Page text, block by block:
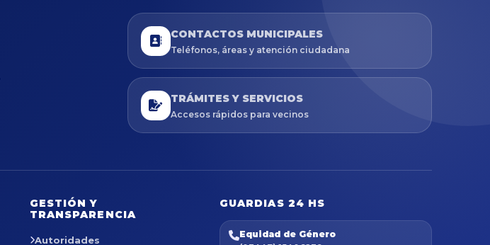
CONTACTOS MUNICIPALES
Teléfonos, áreas y atención ciudadana
TRÁMITES Y SERVICIOS
Accesos rápidos para vecinos
GESTIÓN Y
TRANSPARENCIA
Autoridades
GUARDIAS 24 HS
Equidad de Género